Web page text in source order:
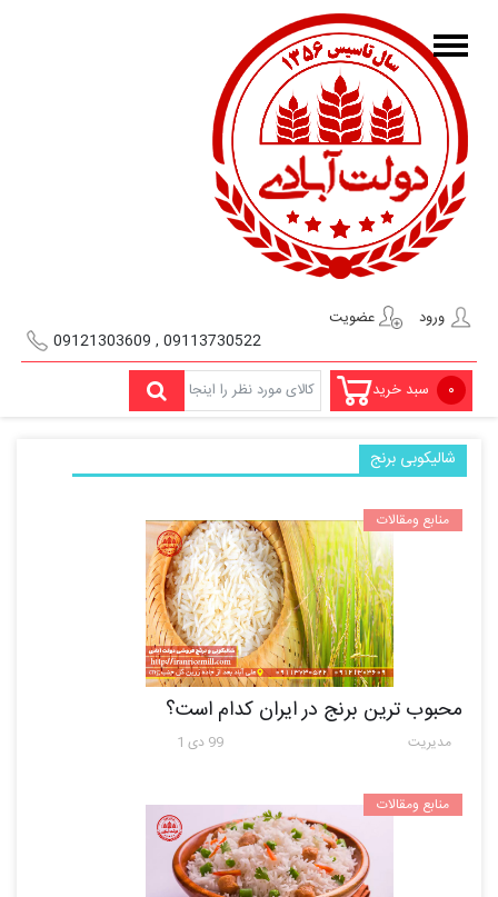
ورود
عضویت
09113730522 , 09121303609
۰ سبد خرید
شالیکوبی برنج
منابع ومقالات
محبوب ترین برنج در ایران کدام است؟
مدیریت 99 دی 1
منابع ومقالات